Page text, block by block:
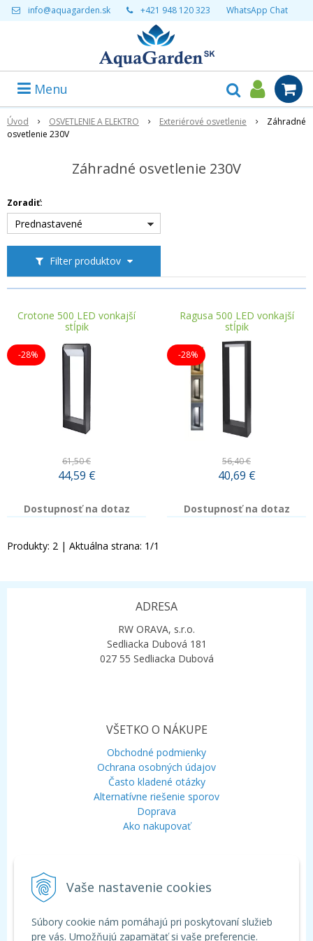
Vaše nastavenie cookies
Súbory cookie nám pomáhajú pri poskytovaní služieb
pre vás. Umožňujú zapamätať si vaše preferencie.
info@aquagarden.sk +421 948 120 323 WhatsApp Chat
Menu
Úvod OSVETLENIE A ELEKTRO Exteriérové osvetlenie
Záhradné
osvetlenie 230V
Záhradné osvetlenie 230V
Filter produktov
Zoradiť:
Prednastavené
Crotone 500 LED vonkajší
stĺpik
-28%
61,50 €
44,59 €
Dostupnosť na dotaz
Ragusa 500 LED vonkajší
stĺpik
-28%
56,40 €
40,69 €
Dostupnosť na dotaz
Produkty: 2 | Aktuálna strana: 1/1
ADRESA
RW ORAVA, s.r.o.
Sedliacka Dubová 181
027 55 Sedliacka Dubová
VŠETKO O NÁKUPE
Obchodné podmienky
Ochrana osobných údajov
Často kladené otázky
Alternatívne riešenie sporov
Doprava
Ako nakupovať
Mobil:+421 948 120 323
Chat:WhatsApp
Chat:Viber